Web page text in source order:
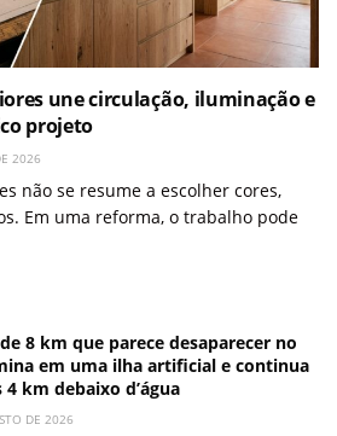
une circulação, iluminação e
projeto
2026
não se resume a escolher cores,
Em uma reforma, o trabalho pode
8 km que parece desaparecer no
em uma ilha artificial e continua
km debaixo d’água
DE 2026